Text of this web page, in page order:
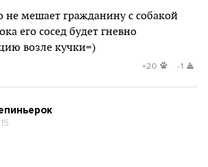
не мешает гражданину с собакой
его сосед будет гневно
возле кучки=)
+20 -1